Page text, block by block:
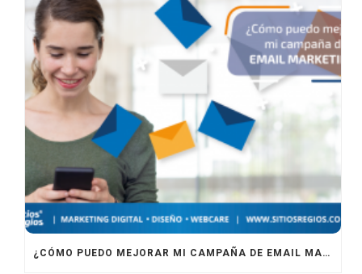
¿CÓMO PUEDO MEJORAR MI CAMPAÑA DE EMAIL MARKETING?